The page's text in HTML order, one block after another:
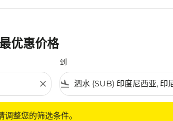
优惠价格
close
到
flight_land
整您的筛选条件。